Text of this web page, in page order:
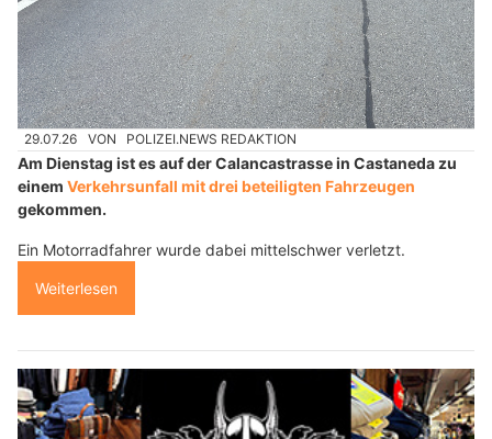
29.07.26 VON POLIZEI.NEWS REDAKTION
Am Dienstag ist es auf der Calancastrasse in Castaneda zu
einem Verkehrsunfall mit drei beteiligten Fahrzeugen
gekommen.
Ein Motorradfahrer wurde dabei mittelschwer verletzt.
Weiterlesen